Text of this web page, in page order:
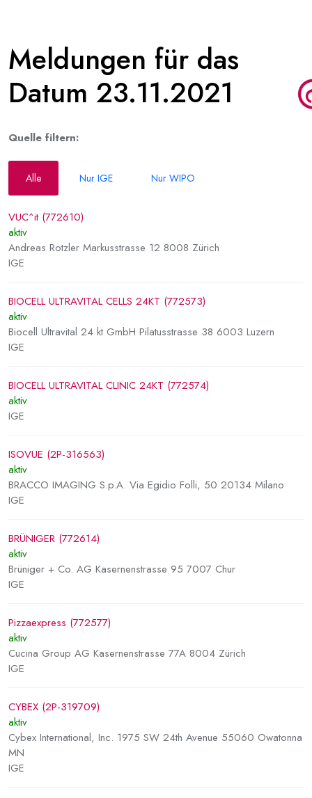
Meldungen für das
Datum 23.11.2021
Quelle filtern:
Alle Nur IGE Nur WIPO
VUC^it (772610)
aktiv
Andreas Rotzler Markusstrasse 12 8008 Zürich
IGE
BIOCELL ULTRAVITAL CELLS 24KT (772573)
aktiv
Biocell Ultravital 24 kt GmbH Pilatusstrasse 38 6003 Luzern
IGE
BIOCELL ULTRAVITAL CLINIC 24KT (772574)
aktiv
IGE
ISOVUE (2P-316563)
aktiv
BRACCO IMAGING S.p.A. Via Egidio Folli, 50 20134 Milano
IGE
BRÜNIGER (772614)
aktiv
Brüniger + Co. AG Kasernenstrasse 95 7007 Chur
IGE
Pizzaexpress (772577)
aktiv
Cucina Group AG Kasernenstrasse 77A 8004 Zürich
IGE
CYBEX (2P-319709)
aktiv
Cybex International, Inc. 1975 SW 24th Avenue 55060 Owatonna
MN
IGE